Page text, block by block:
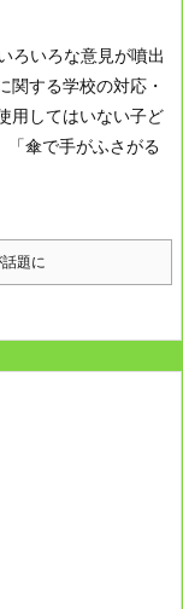
ろいろな意見が噴出
関する学校の対応 ・
用してはいない子ど
「傘で手がふさがる
題に